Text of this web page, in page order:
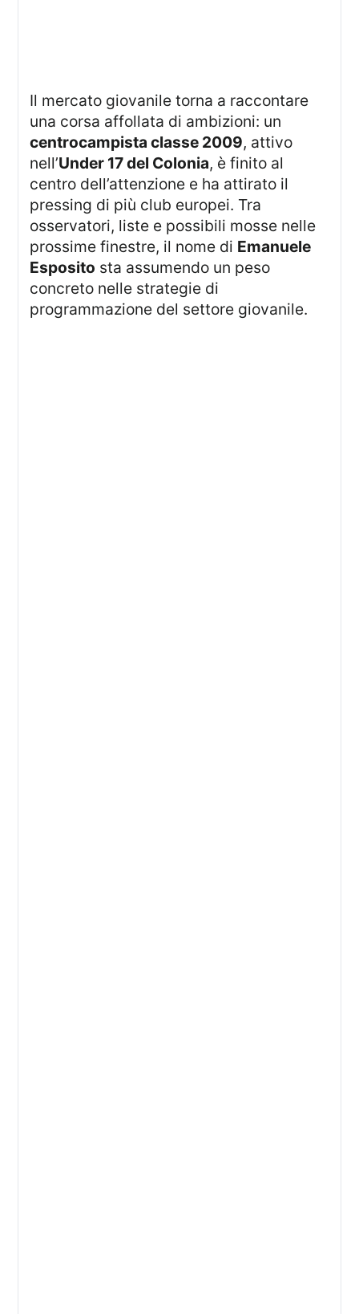
Il mercato giovanile torna a raccontare
una corsa affollata di ambizioni: un
centrocampista classe 2009, attivo
nell’Under 17 del Colonia, è finito al
centro dell’attenzione e ha attirato il
pressing di più club europei. Tra
osservatori, liste e possibili mosse nelle
prossime finestre, il nome di Emanuele
Esposito sta assumendo un peso
concreto nelle strategie di
programmazione del settore giovanile.